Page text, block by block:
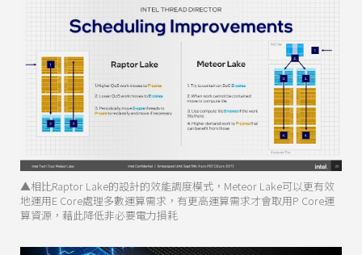
▲相比Raptor Lake的設計的效能調度模式，Meteor Lake可以更有效
地運用E Core處理多數運算需求，有更高運算需求才會取用P Core運
算資源，藉此降低非必要電力損耗